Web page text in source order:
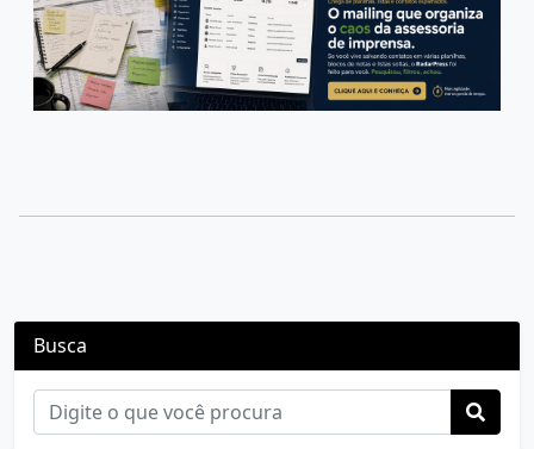
Busca